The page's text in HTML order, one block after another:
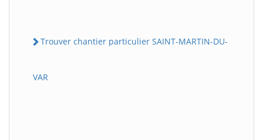
Trouver chantier particulier SAINT-MARTIN-DU-
VAR